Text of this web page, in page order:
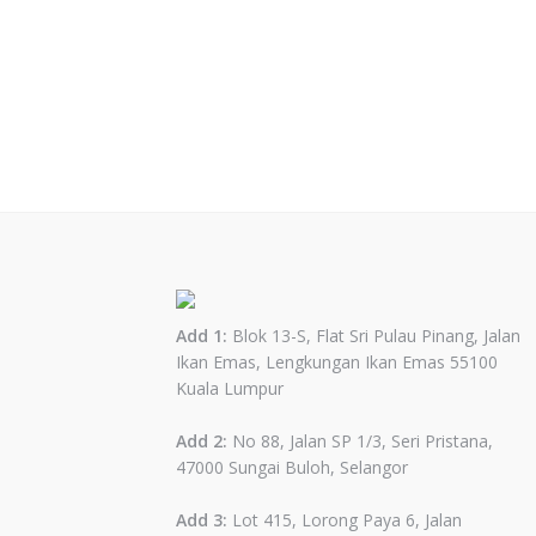
Add 1: Blok 13-S, Flat Sri Pulau Pinang, Jalan
Ikan Emas, Lengkungan Ikan Emas 55100
Kuala Lumpur
Add 2: No 88, Jalan SP 1/3, Seri Pristana,
47000 Sungai Buloh, Selangor
Add 3: Lot 415, Lorong Paya 6, Jalan